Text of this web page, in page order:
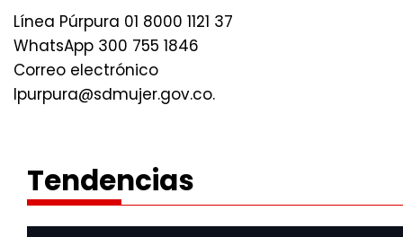
Línea Púrpura 01 8000 1121 37
WhatsApp 300 755 1846
Correo electrónico
lpurpura@sdmujer.gov.co.
Tendencias